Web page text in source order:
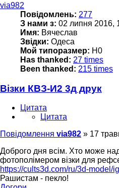
via982
Повідомлень: 277
З нами з: 02 липня 2016,
Имя: Вячеслав
Звідки: Одеса
Мой типоразмер: Н0
Has thanked: 27 times
Been thanked: 215 times
Візки КВЗ-И2 3д друк
Цитата
Цитата
Повідомлення via982 » 17
Доброго дня всім. Хто може
фотополімером візки для
https://cults3d.com/ru/3d-model/
Рашистам - пекло!